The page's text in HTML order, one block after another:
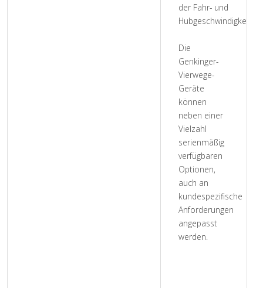
der Fahr- und
Hubgeschwindigkeit.
Die
Genkinger-
Vierwege-
Geräte
können
neben einer
Vielzahl
serienmäßig
verfügbaren
Optionen,
auch an
kundespezifische
Anforderungen
angepasst
werden.